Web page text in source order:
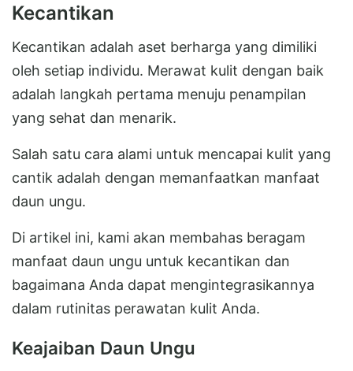
Kecantikan
Kecantikan adalah aset berharga yang dimiliki
oleh setiap individu. Merawat kulit dengan baik
adalah langkah pertama menuju penampilan
yang sehat dan menarik.
Salah satu cara alami untuk mencapai kulit yang
cantik adalah dengan memanfaatkan manfaat
daun ungu.
Di artikel ini, kami akan membahas beragam
manfaat daun ungu untuk kecantikan dan
bagaimana Anda dapat mengintegrasikannya
dalam rutinitas perawatan kulit Anda.
Keajaiban Daun Ungu